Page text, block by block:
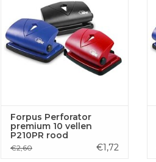
TOEVOEGEN AAN
WINKELWAGEN
Forpus Perforator
premium 10 vellen
P210PR rood
€2,60 €1,72